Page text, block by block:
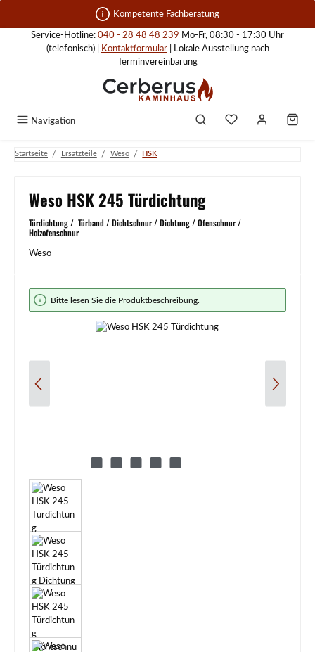
Zum Hauptinhalt springen Kompetente Fachberatung
Service-Hotline: 040 - 28 48 48 239 Mo-Fr, 08:30 - 17:30 Uhr
(telefonisch) |
Kontaktformular| Lokale Ausstellung nach
Terminvereinbarung
Navigation
Startseite / Ersatzteile / Weso / HSK
Weso HSK 245 Türdichtung
Türdichtung / Türband / Dichtschnur / Dichtung / Ofenschnur /
Holzofenschnur
Weso
Bildergalerie überspringen
Bitte lesen Sie die Produktbeschreibung.